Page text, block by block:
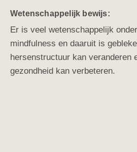
Wetenschappelijk bewijs:
Er is veel wetenschappelijk
mindfulness en daaruit is
hersenstructuur kan veranderen
gezondheid kan verbeteren.